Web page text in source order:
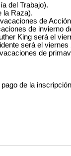
del Trabajo).
la Raza).
de
de invierno
King será el
será el viernes
de
de la